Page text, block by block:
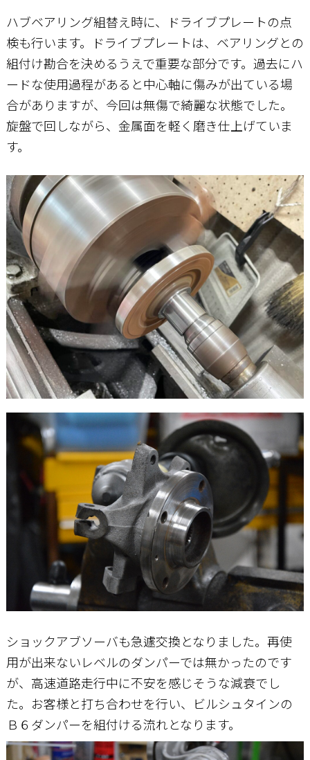
ハブベアリング組替え時に、ドライブプレートの点
検も行います。ドライブプレートは、ベアリングとの
組付け勘合を決めるうえで重要な部分です。過去にハ
ードな使用過程があると中心軸に傷みが出ている場
合がありますが、今回は無傷で綺麗な状態でした。
旋盤で回しながら、金属面を軽く磨き仕上げていま
す。
ショックアブソーバも急遽交換となりました。再使
用が出来ないレベルのダンパーでは無かったのです
が、高速道路走行中に不安を感じそうな減衰でし
た。お客様と打ち合わせを行い、ビルシュタインの
Ｂ６ダンパーを組付ける流れとなります。